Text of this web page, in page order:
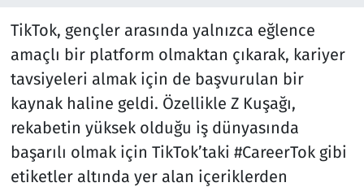
TikTok, gençler arasında yalnızca eğlence
amaçlı bir platform olmaktan çıkarak, kariyer
tavsiyeleri almak için de başvurulan bir
kaynak haline geldi. Özellikle Z Kuşağı,
rekabetin yüksek olduğu iş dünyasında
başarılı olmak için TikTok’taki #CareerTok gibi
etiketler altında yer alan içeriklerden
Seçim 2023
Spor
Teknoloji ve Bilim
Televizyon